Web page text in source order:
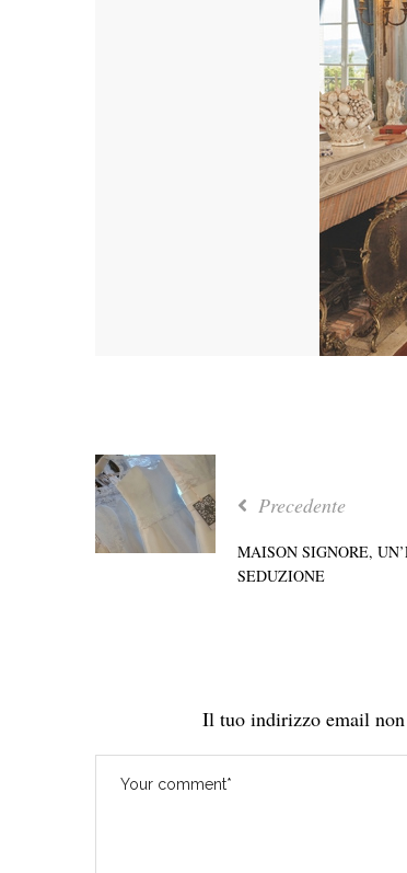
Precedente
MAISON SIGNORE,
SEDUZIONE
Il tuo indirizzo email non